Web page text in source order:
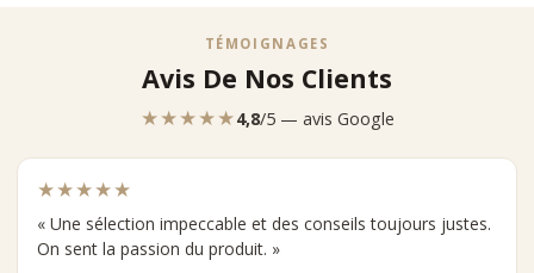
TÉMOIGNAGES
Avis De Nos Clients
★★★★★4,8/5 — avis Google
★★★★★
« Une sélection impeccable et des conseils toujours justes.
On sent la passion du produit. »